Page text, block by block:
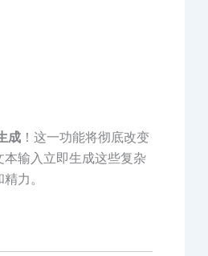
成 ！这一功能将彻底改变
本输入立即生成这些复杂
力。